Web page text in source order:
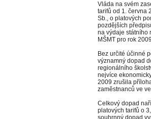
Vláda na svém
tarifů od 1. června
Sb., o platových
pozdějších
na výdaje státního
MŠMT pro rok
Bez určité účinné
významný dopad
regionálního
nejvíce
2009 zrušila
zaměstnanců ve
Celkový dopad
platových tarifů o
souhrnný dopad